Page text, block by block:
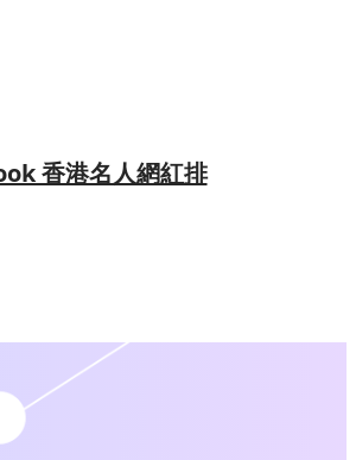
香港名人網紅排